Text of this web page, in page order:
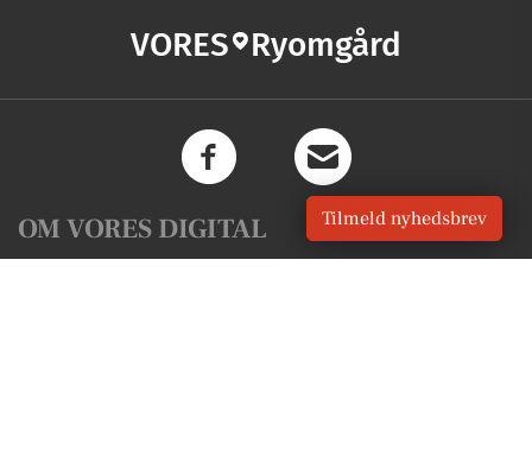
VORES Ryomgård
OM VORES DIGITAL Tilmeld nyhedsbrev